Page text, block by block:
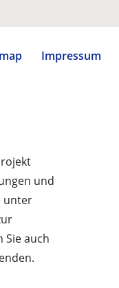
Impressum
und
unter
Sie auch